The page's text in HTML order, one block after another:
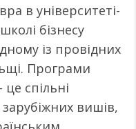
в університеті-
бізнесу
із провідних
Програми
спільні
вишів,